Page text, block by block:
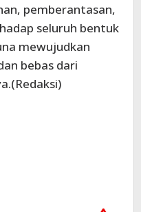
pemberantasan,
seluruh bentuk
mewujudkan
bebas dari